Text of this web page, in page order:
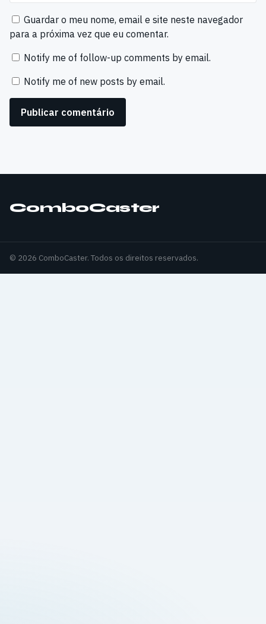
Guardar o meu nome, email e site neste navegador
para a próxima vez que eu comentar.
Notify me of follow-up comments by email.
Notify me of new posts by email.
ComboCaster
© 2026 ComboCaster. Todos os direitos reservados.